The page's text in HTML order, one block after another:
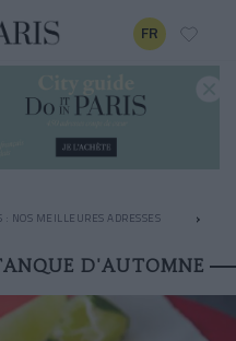
FR
: NOS MEILLEURES ADRESSES
D'AUTOMNE